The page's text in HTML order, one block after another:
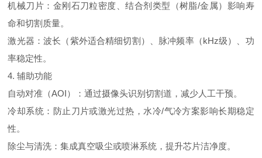
机械刀片：金刚石刀粒密度、结合剂类型（树脂/金属）影响寿
命和切割质量。
激光器：波长（紫外适合精细切割）、脉冲频率（kHz级）、功
率稳定性。
4.辅助功能
自动对准（AOI）：通过摄像头识别切割道，减少人工干预。
冷却系统：防止刀片或激光过热，水冷/气冷方案影响长期稳定
性。
除尘与清洗：集成真空吸尘或喷淋系统，提升芯片洁净度。